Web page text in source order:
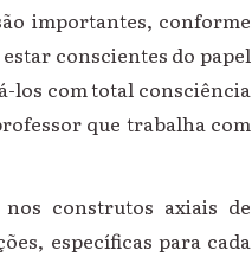
importantes, conforme
conscientes do papel
los com total consciência
que trabalha com
construtos axiais de
específicas para cada